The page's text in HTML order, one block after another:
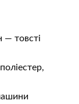
— товсті